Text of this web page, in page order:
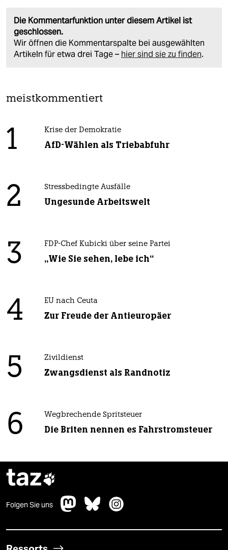
Die Kommentarfunktion unter diesem Artikel ist
geschlossen.
Wir öffnen die Kommentarspalte bei ausgewählten
Artikeln für etwa drei Tage – hier sind sie zu finden.
meistkommentiert
1 Krise der Demokratie
AfD-Wählen als Triebabfuhr
2 Stressbedingte Ausfälle
Ungesunde Arbeitswelt
3 FDP-Chef Kubicki über seine Partei
„Wie Sie sehen, lebe ich“
4 EU nach Ceuta
Zur Freude der Antieuropäer
5 Zivildienst
Zwangsdienst als Randnotiz
6 Wegbrechende Spritsteuer
Die Briten nennen es Fahrstromsteuer
taz
Folgen Sie uns